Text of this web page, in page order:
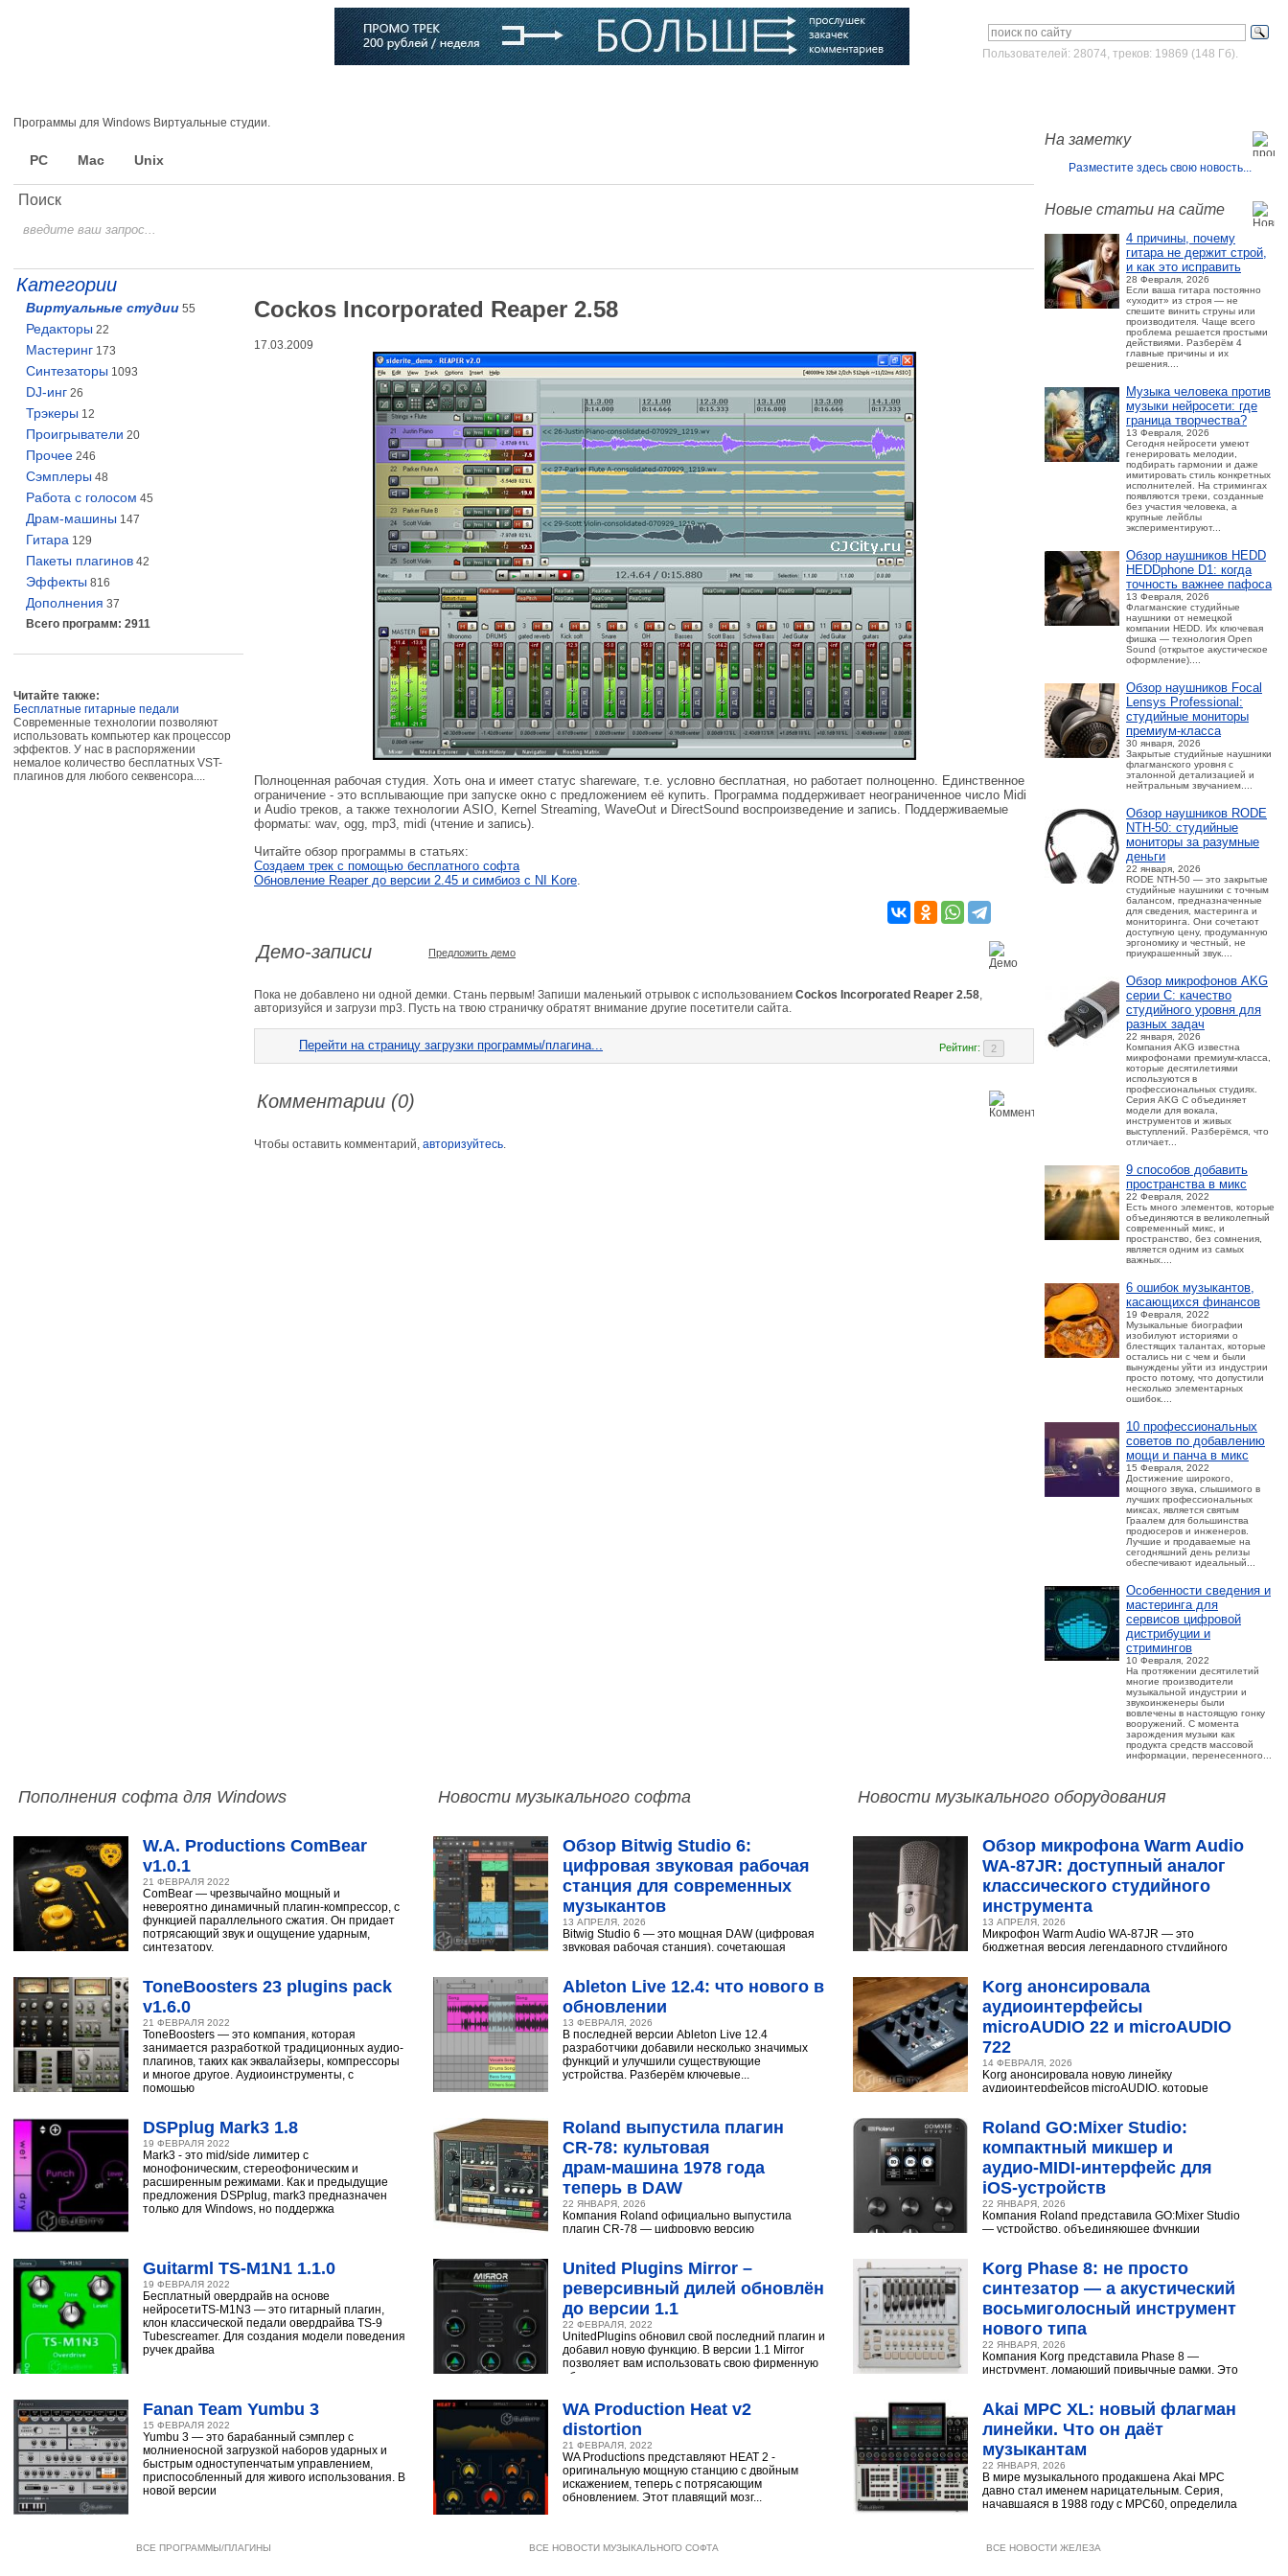
Пользователей: 28074, треков: 19869 (148 Гб).
На заметку
Разместите здесь свою новость...
Новые статьи на сайте
4 причины, почему
гитара не держит строй,
и как это исправить
28 Февраля, 2026
Если ваша гитара постоянно
«уходит» из строя — не
спешите винить струны или
производителя. Чаще всего
проблема решается простыми
действиями. Разберём 4
главные причины и их
решения....
Музыка человека против
музыки нейросети: где
граница творчества?
13 Февраля, 2026
Сегодня нейросети умеют
генерировать мелодии,
подбирать гармонии и даже
имитировать стиль конкретных
исполнителей. На стримингах
появляются треки, созданные
без участия человека, а
крупные лейблы
экспериментируют...
Обзор наушников HEDD
HEDDphone D1: когда
точность важнее пафоса
13 Февраля, 2026
Флагманские студийные
наушники от немецкой
компании HEDD. Их ключевая
фишка — технология Open
Sound (открытое акустическое
оформление)....
Обзор наушников Focal
Lensys Professional:
студийные мониторы
премиум‑класса
30 января, 2026
Закрытые студийные наушники
флагманского уровня с
эталонной детализацией и
нейтральным звучанием....
Обзор наушников RODE
NTH-50: студийные
мониторы за разумные
деньги
22 января, 2026
RODE NTH-50 — это закрытые
студийные наушники с точным
балансом, предназначенные
для сведения, мастеринга и
мониторинга. Они сочетают
доступную цену, продуманную
эргономику и честный, не
приукрашенный звук....
Обзор микрофонов AKG
серии C: качество
студийного уровня для
разных задач
22 января, 2026
Компания AKG известна
микрофонами премиум-класса,
которые десятилетиями
используются в
профессиональных студиях.
Серия AKG C объединяет
модели для вокала,
инструментов и живых
выступлений. Разберёмся, что
отличает...
9 способов добавить
пространства в микс
22 Февраля, 2022
Есть много элементов, которые
объединяются в великолепный
современный микс, и
пространство, без сомнения,
является одним из самых
важных....
6 ошибок музыкантов,
касающихся финансов
19 Февраля, 2022
Музыкальные биографии
изобилуют историями о
блестящих талантах, которые
остались ни с чем и были
вынуждены уйти из индустрии
просто потому, что допустили
несколько элементарных
ошибок....
10 профессиональных
советов по добавлению
мощи и панча в микс
15 Февраля, 2022
Достижение широкого,
мощного звука, слышимого в
лучших профессиональных
миксах, является святым
Граалем для большинства
продюсеров и инженеров.
Лучшие и продаваемые на
сегодняшний день релизы
обеспечивают идеальный...
Особенности сведения и
мастеринга для
сервисов цифровой
дистрибуции и
стримингов
10 Февраля, 2022
На протяжении десятилетий
многие производители
музыкальной индустрии и
звукоинженеры были
вовлечены в настоящую гонку
вооружений. С момента
зарождения музыки как
продукта средств массовой
информации, перенесенного...
Программы для Windows Виртуальные студии.
PC Mac Unix
Поиск
Категории
Виртуальные студии 55
Редакторы 22
Мастеринг 173
Синтезаторы 1093
DJ-инг 26
Трэкеры 12
Проигрыватели 20
Прочее 246
Сэмплеры 48
Работа с голосом 45
Драм-машины 147
Гитара 129
Пакеты плагинов 42
Эффекты 816
Дополнения 37
Всего программ: 2911
Читайте также:
Бесплатные гитарные педали
Современные технологии позволяют
использовать компьютер как процессор
эффектов. У нас в распоряжении
немалое количество бесплатных VST-
плагинов для любого секвенсора....
Cockos Incorporated Reaper 2.58
17.03.2009
Полноценная рабочая студия. Хоть она и имеет статус shareware, т.е. условно бесплатная, но работает полноценно. Единственное
ограничение - это всплывающие при запуске окно с предложением её купить. Программа поддерживает неограниченное число Midi
и Audio треков, а также технологии ASIO, Kernel Streaming, WaveOut и DirectSound воспроизведение и запись. Поддерживаемые
форматы: wav, ogg, mp3, midi (чтение и запись).
Читайте обзор программы в статьях:
Создаем трек с помощью бесплатного софта
Обновление Reaper до версии 2.45 и симбиоз с NI Kore.
Демо-записи Предложить демо
Пока не добавлено ни одной демки. Стань первым! Запиши маленький отрывок с использованием Cockos Incorporated Reaper 2.58,
авторизуйся и загрузи mp3. Пусть на твою страничку обратят внимание другие посетители сайта.
Рейтинг:
Перейти на страницу загрузки программы/плагина...
Комментарии (0)
Чтобы оставить комментарий, авторизуйтесь.
Пополнения софта для Windows
W.A. Productions ComBear
v1.0.1
21 ФЕВРАЛЯ 2022
ComBear — чрезвычайно мощный и
невероятно динамичный плагин-компрессор, с
функцией параллельного сжатия. Он придает
потрясающий звук и ощущение ударным,
синтезатору,
ToneBoosters 23 plugins pack
v1.6.0
21 ФЕВРАЛЯ 2022
ToneBoosters — это компания, которая
занимается разработкой традиционных аудио-
плагинов, таких как эквалайзеры, компрессоры
и многое другое. Аудиоинструменты, с
помощью
DSPplug Mark3 1.8
19 ФЕВРАЛЯ 2022
Mark3 - это mid/side лимитер с
монофоническим, стереофоническим и
расширенным режимами. Как и предыдущие
предложения DSPplug, mark3 предназначен
только для Windows, но поддержка
Guitarml TS-M1N1 1.1.0
19 ФЕВРАЛЯ 2022
Бесплатный овердрайв на основе
нейросетиTS-M1N3 — это гитарный плагин,
клон классической педали овердрайва TS-9
Tubescreamer. Для создания модели поведения
ручек драйва
Fanan Team Yumbu 3
15 ФЕВРАЛЯ 2022
Yumbu 3 — это барабанный сэмплер с
молниеносной загрузкой наборов ударных и
быстрым одноступенчатым управлением,
приспособленный для живого использования. В
новой версии
ВСЕ ПРОГРАММЫ/ПЛАГИНЫ
Новости музыкального софта
Обзор Bitwig Studio 6:
цифровая звуковая рабочая
станция для современных
музыкантов
13 АПРЕЛЯ, 2026
Bitwig Studio 6 — это мощная DAW (цифровая
звуковая рабочая станция), сочетающая
Ableton Live 12.4: что нового в
обновлении
13 ФЕВРАЛЯ, 2026
В последней версии Ableton Live 12.4
разработчики добавили несколько значимых
функций и улучшили существующие
устройства. Разберём ключевые...
Roland выпустила плагин
CR‑78: культовая
драм‑машина 1978 года
теперь в DAW
22 ЯНВАРЯ, 2026
Компания Roland официально выпустила
плагин CR-78 — цифровую версию
United Plugins Mirror –
реверсивный дилей обновлён
до версии 1.1
22 ФЕВРАЛЯ, 2022
UnitedPlugins обновил свой последний плагин и
добавил новую функцию. В версии 1.1 Mirror
позволяет вам использовать свою фирменную
обратную...
WA Production Heat v2
distortion
21 ФЕВРАЛЯ, 2022
WA Productions представляют HEAT 2 -
оригинальную мощную станцию с двойным
искажением, теперь с потрясающим
обновлением. Этот плавящий мозг...
ВСЕ НОВОСТИ МУЗЫКАЛЬНОГО СОФТА
Новости музыкального оборудования
Обзор микрофона Warm Audio
WA‑87JR: доступный аналог
классического студийного
инструмента
13 АПРЕЛЯ, 2026
Микрофон Warm Audio WA‑87JR — это
бюджетная версия легендарного студийного
Korg анонсировала
аудиоинтерфейсы
microAUDIO 22 и microAUDIO
722
14 ФЕВРАЛЯ, 2026
Korg анонсировала новую линейку
аудиоинтерфейсов microAUDIO, которые
Roland GO:Mixer Studio:
компактный микшер и
аудио‑MIDI‑интерфейс для
iOS‑устройств
22 ЯНВАРЯ, 2026
Компания Roland представила GO:Mixer Studio
— устройство, объединяющее функции
Korg Phase 8: не просто
синтезатор — а акустический
восьмиголосный инструмент
нового типа
22 ЯНВАРЯ, 2026
Компания Korg представила Phase 8 —
инструмент, ломающий привычные рамки. Это
Akai MPC XL: новый флагман
линейки. Что он даёт
музыкантам
22 ЯНВАРЯ, 2026
В мире музыкального продакшена Akai MPC
давно стал именем нарицательным. Серия,
начавшаяся в 1988 году с MPC60, определила
ВСЕ НОВОСТИ ЖЕЛЕЗА